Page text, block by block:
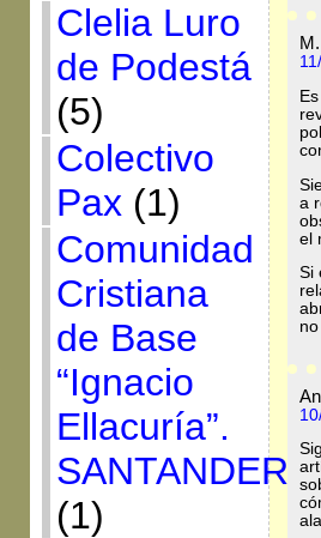
Clelia Luro
de Podestá
(5)
Colectivo
Pax (1)
Comunidad
Cristiana
de Base
“Ignacio
Ellacuría”.
SANTANDER
(1)
a
el
Si